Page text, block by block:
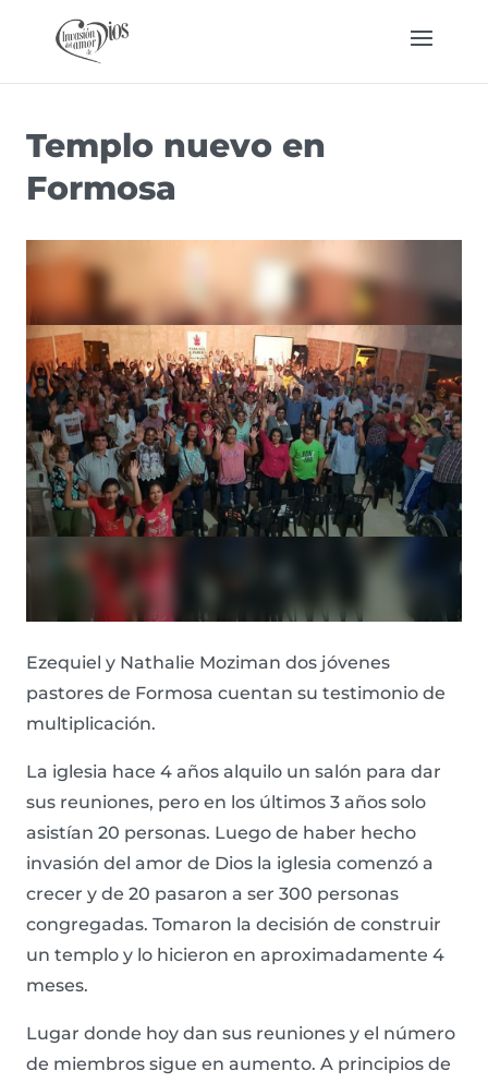
Templo nuevo en
Formosa
Ezequiel y Nathalie Moziman dos jóvenes
pastores de Formosa cuentan su testimonio de
multiplicación.
La iglesia hace 4 años alquilo un salón para dar
sus reuniones, pero en los últimos 3 años solo
asistían 20 personas. Luego de haber hecho
invasión del amor de Dios la iglesia comenzó a
crecer y de 20 pasaron a ser 300 personas
congregadas. Tomaron la decisión de construir
un templo y lo hicieron en aproximadamente 4
meses.
Lugar donde hoy dan sus reuniones y el número
de miembros sigue en aumento. A principios de